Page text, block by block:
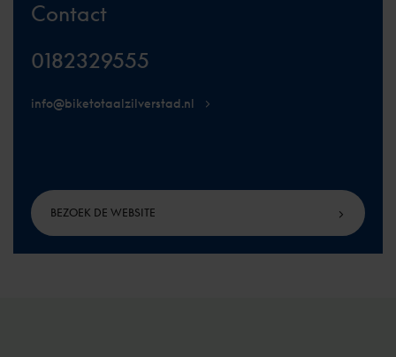
Contact
0182329555
info@biketotaalzilverstad.nl
BEZOEK DE WEBSITE